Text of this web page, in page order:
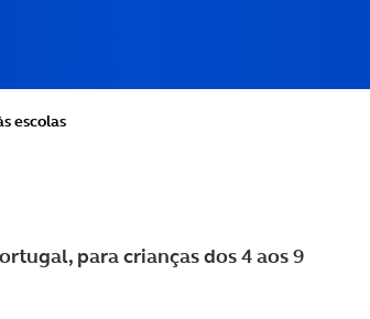
escolas
para crianças dos 4 aos 9